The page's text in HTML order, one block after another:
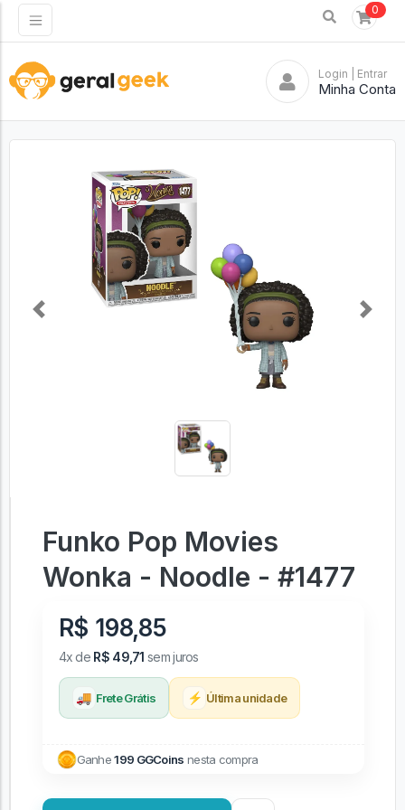
0
Login | Entrar
Minha Conta
Previous Next
Funko Pop Movies
Wonka - Noodle - #1477
R$ 198,85
4x de R$ 49,71 sem juros
🚚 Frete Grátis ⚡ Última unidade
Ganhe199 GGCoins nesta compra